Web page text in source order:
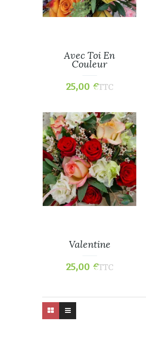
Avec Toi En
Couleur
25,00 €TTC
Valentine
25,00 €TTC